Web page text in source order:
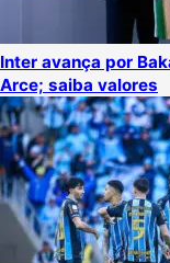
Inter avança por
Arce; saiba valores